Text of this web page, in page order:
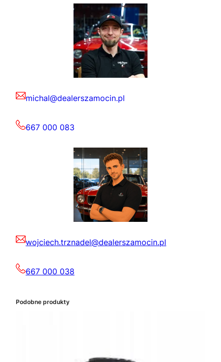
michal@dealerszamocin.pl
667 000 083
wojciech.trznadel@dealerszamocin.pl
667 000 038
Podobne produkty